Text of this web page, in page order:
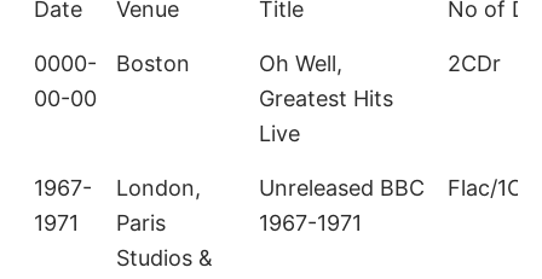
Date Venue Title No of
0000-
00-00
Boston
Oh Well,
Greatest Hits
Live
2CDr
1967-
1971
London,
Paris
Studios &
Unreleased BBC
1967-1971
Flac/1CD